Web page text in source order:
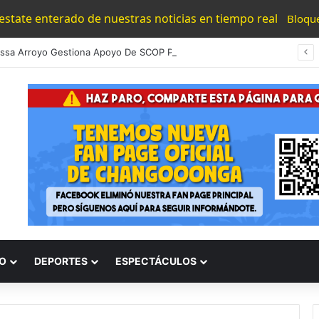
enterado de nuestras noticias en tiempo real
DEPORTES ESPECTÁCULOS